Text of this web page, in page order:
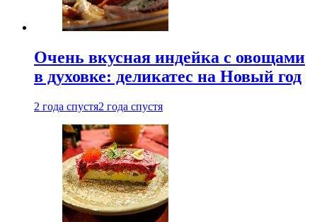
Очень вкусная индейка с овощами
в духовке: деликатес на Новый год
2 года спустя2 года спустя